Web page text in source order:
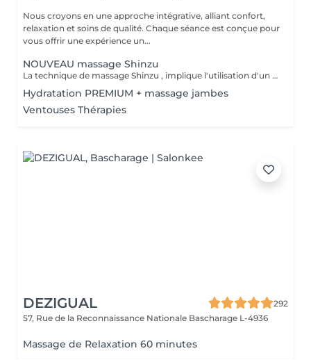
Nous croyons en une approche intégrative, alliant confort,
relaxation et soins de qualité. Chaque séance est conçue pour
vous offrir une expérience un...
NOUVEAU massage Shinzu
La technique de massage Shinzu , implique l'utilisation d'un "cansa", qui est un instrument ou un outil, fabriqué en métal et bois , utilisé pour appliquer une pression pendant le massage. Cet outil aide à intensifier les effets du massage, favorisant le soulagement des tensions musculaires et stimulant la circulation sanguine. Le massage combine des mouvements manuels avec l'utilisation du cansa, offrant une expérience unique qui vise non seulement à détendre le corps, mais aussi à équilibrer l'énergie et à promouvoir le bien-être général. C'est une pratique qui peut s'avérer très efficace pour ceux qui recherchent un soulagement du stress et des douleurs musculaires.
Hydratation PREMIUM + massage jambes
Ventouses Thérapies
DEZIGUAL
292
57, Rue de la Reconnaissance Nationale Bascharage L-4936
Massage de Relaxation 60 minutes